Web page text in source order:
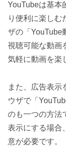
YouTubeは基本
り便利に楽しむ
ザの「YouTube
視聴可能な動画
気軽に動画を楽
また、広告表示
ウザで「
のも一つの方法
表示にする場合
意が必要です。